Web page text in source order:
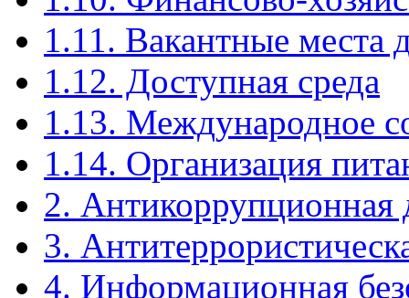
1.11. Вакантные места
1.12. Доступная среда
1.13. Международное
1.14. Организация
2. Антикоррупционная
3.
4. Информационная